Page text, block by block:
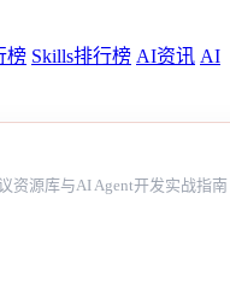
榜 Skills排行榜 AI资讯 AI
资源库与AI Agent开发实战指南